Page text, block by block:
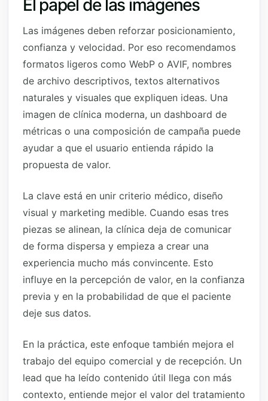
El papel de las imágenes
Las imágenes deben reforzar posicionamiento,
confianza y velocidad. Por eso recomendamos
formatos ligeros como WebP o AVIF, nombres
de archivo descriptivos, textos alternativos
naturales y visuales que expliquen ideas. Una
imagen de clínica moderna, un dashboard de
métricas o una composición de campaña puede
ayudar a que el usuario entienda rápido la
propuesta de valor.
La clave está en unir criterio médico, diseño
visual y marketing medible. Cuando esas tres
piezas se alinean, la clínica deja de comunicar
de forma dispersa y empieza a crear una
experiencia mucho más convincente. Esto
influye en la percepción de valor, en la confianza
previa y en la probabilidad de que el paciente
deje sus datos.
En la práctica, este enfoque también mejora el
trabajo del equipo comercial y de recepción. Un
lead que ha leído contenido útil llega con más
contexto, entiende mejor el valor del tratamiento